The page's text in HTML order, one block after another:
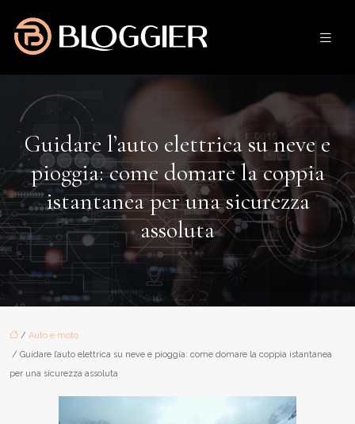
Guidare l’auto elettrica su neve e
pioggia: come domare la coppia
istantanea per una sicurezza
assoluta
/ Auto e moto
/ Guidare l’auto elettrica su neve e pioggia: come domare la coppia istantanea
per una sicurezza assoluta